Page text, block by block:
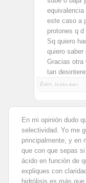
este caso a
protones q d
Sq quiero
quiero
Gracias otra
tan
Ester, 14 Años Antes
En mi opinión dudo
selectividad. Yo me
principalmente, y en
que con que sepas
ácido en función de
expliques con
hidrólisis es más